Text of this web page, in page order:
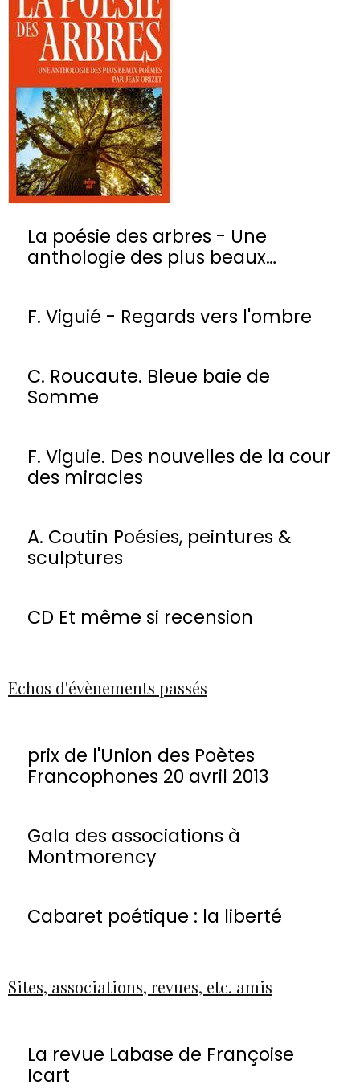
La poésie des arbres - Une
anthologie des plus beaux
F. Viguié - Regards vers l'ombre
C. Roucaute. Bleue baie de
Somme
F. Viguie. Des nouvelles de la cour
des miracles
A. Coutin Poésies, peintures &
sculptures
CD Et même si recension
Echos d'évènements passés
prix de l'Union des Poètes
Francophones 20 avril 2013
Gala des associations à
Montmorency
Cabaret poétique : la liberté
Sites, associations, revues, etc. amis
La revue Labase de Françoise
Icart